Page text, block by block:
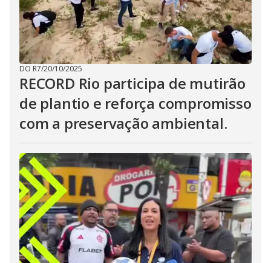
DO R7/20/10/2025
RECORD Rio participa de mutirão
de plantio e reforça compromisso
com a preservação ambiental.